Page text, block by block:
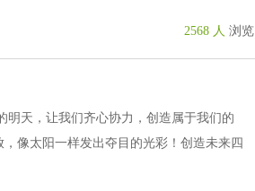
2568 人 浏览
明天，让我们齐心协力，创造属于我们的
像太阳一样发出夺目的光彩！创造未来四